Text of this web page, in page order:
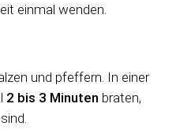
einmal wenden.
und pfeffern. In einer
2 bis 3 Minuten braten,